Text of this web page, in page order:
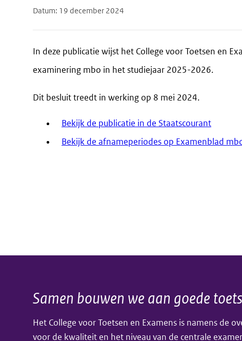
Datum 19 december 2024
In deze publicatie wijst het College voor Toetsen en
examinering mbo in het studiejaar 2025-2026.
Dit besluit treedt in werking op 8 mei 2024.
Bekijk de publicatie in de Staatscourant
Bekijk de afnameperiodes op Examenblad
Algemene
informatie
Samen bouwen we aan goede
Het College voor Toetsen en Examens is namens de
voor de kwaliteit en het niveau van de centrale